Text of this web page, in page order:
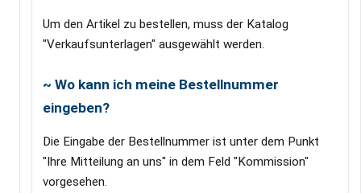
Um den Artikel zu bestellen, muss der Katalog
"Verkaufsunterlagen" ausgewählt werden.
~ Wo kann ich meine Bestellnummer
eingeben?
Die Eingabe der Bestellnummer ist unter dem Punkt
"Ihre Mitteilung an uns" in dem Feld "Kommission"
vorgesehen.